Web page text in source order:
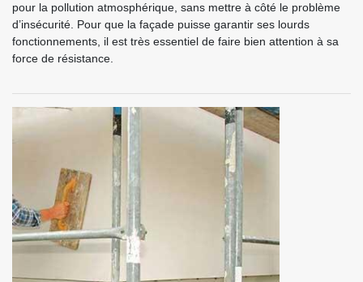
pour la pollution atmosphérique, sans mettre à côté le problème
d’insécurité. Pour que la façade puisse garantir ses lourds
fonctionnements, il est très essentiel de faire bien attention à sa
force de résistance.